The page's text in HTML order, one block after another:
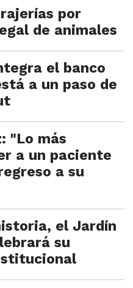
por
de animales
el banco
a un paso de
"Lo más
a un paciente
a su
el Jardín
su